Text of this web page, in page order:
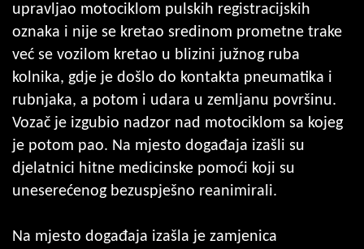
upravljao motociklom pulskih registracijskih
oznaka i nije se kretao sredinom prometne trake
već se vozilom kretao u blizini južnog ruba
kolnika, gdje je došlo do kontakta pneumatika i
rubnjaka, a potom i udara u zemljanu površinu.
Vozač je izgubio nadzor nad motociklom sa kojeg
je potom pao. Na mjesto događaja izašli su
djelatnici hitne medicinske pomoći koji su
uneserećenog bezuspješno reanimirali.
Na mjesto događaja izašla je zamjenica